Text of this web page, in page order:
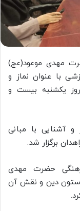
مهدی موعود(عج)
با عنوان نماز و
روز یکشنبه بیست و
آشنایی با مبانی
برگزار شد.
حضرت مهدی
ستون دین و نقش آن